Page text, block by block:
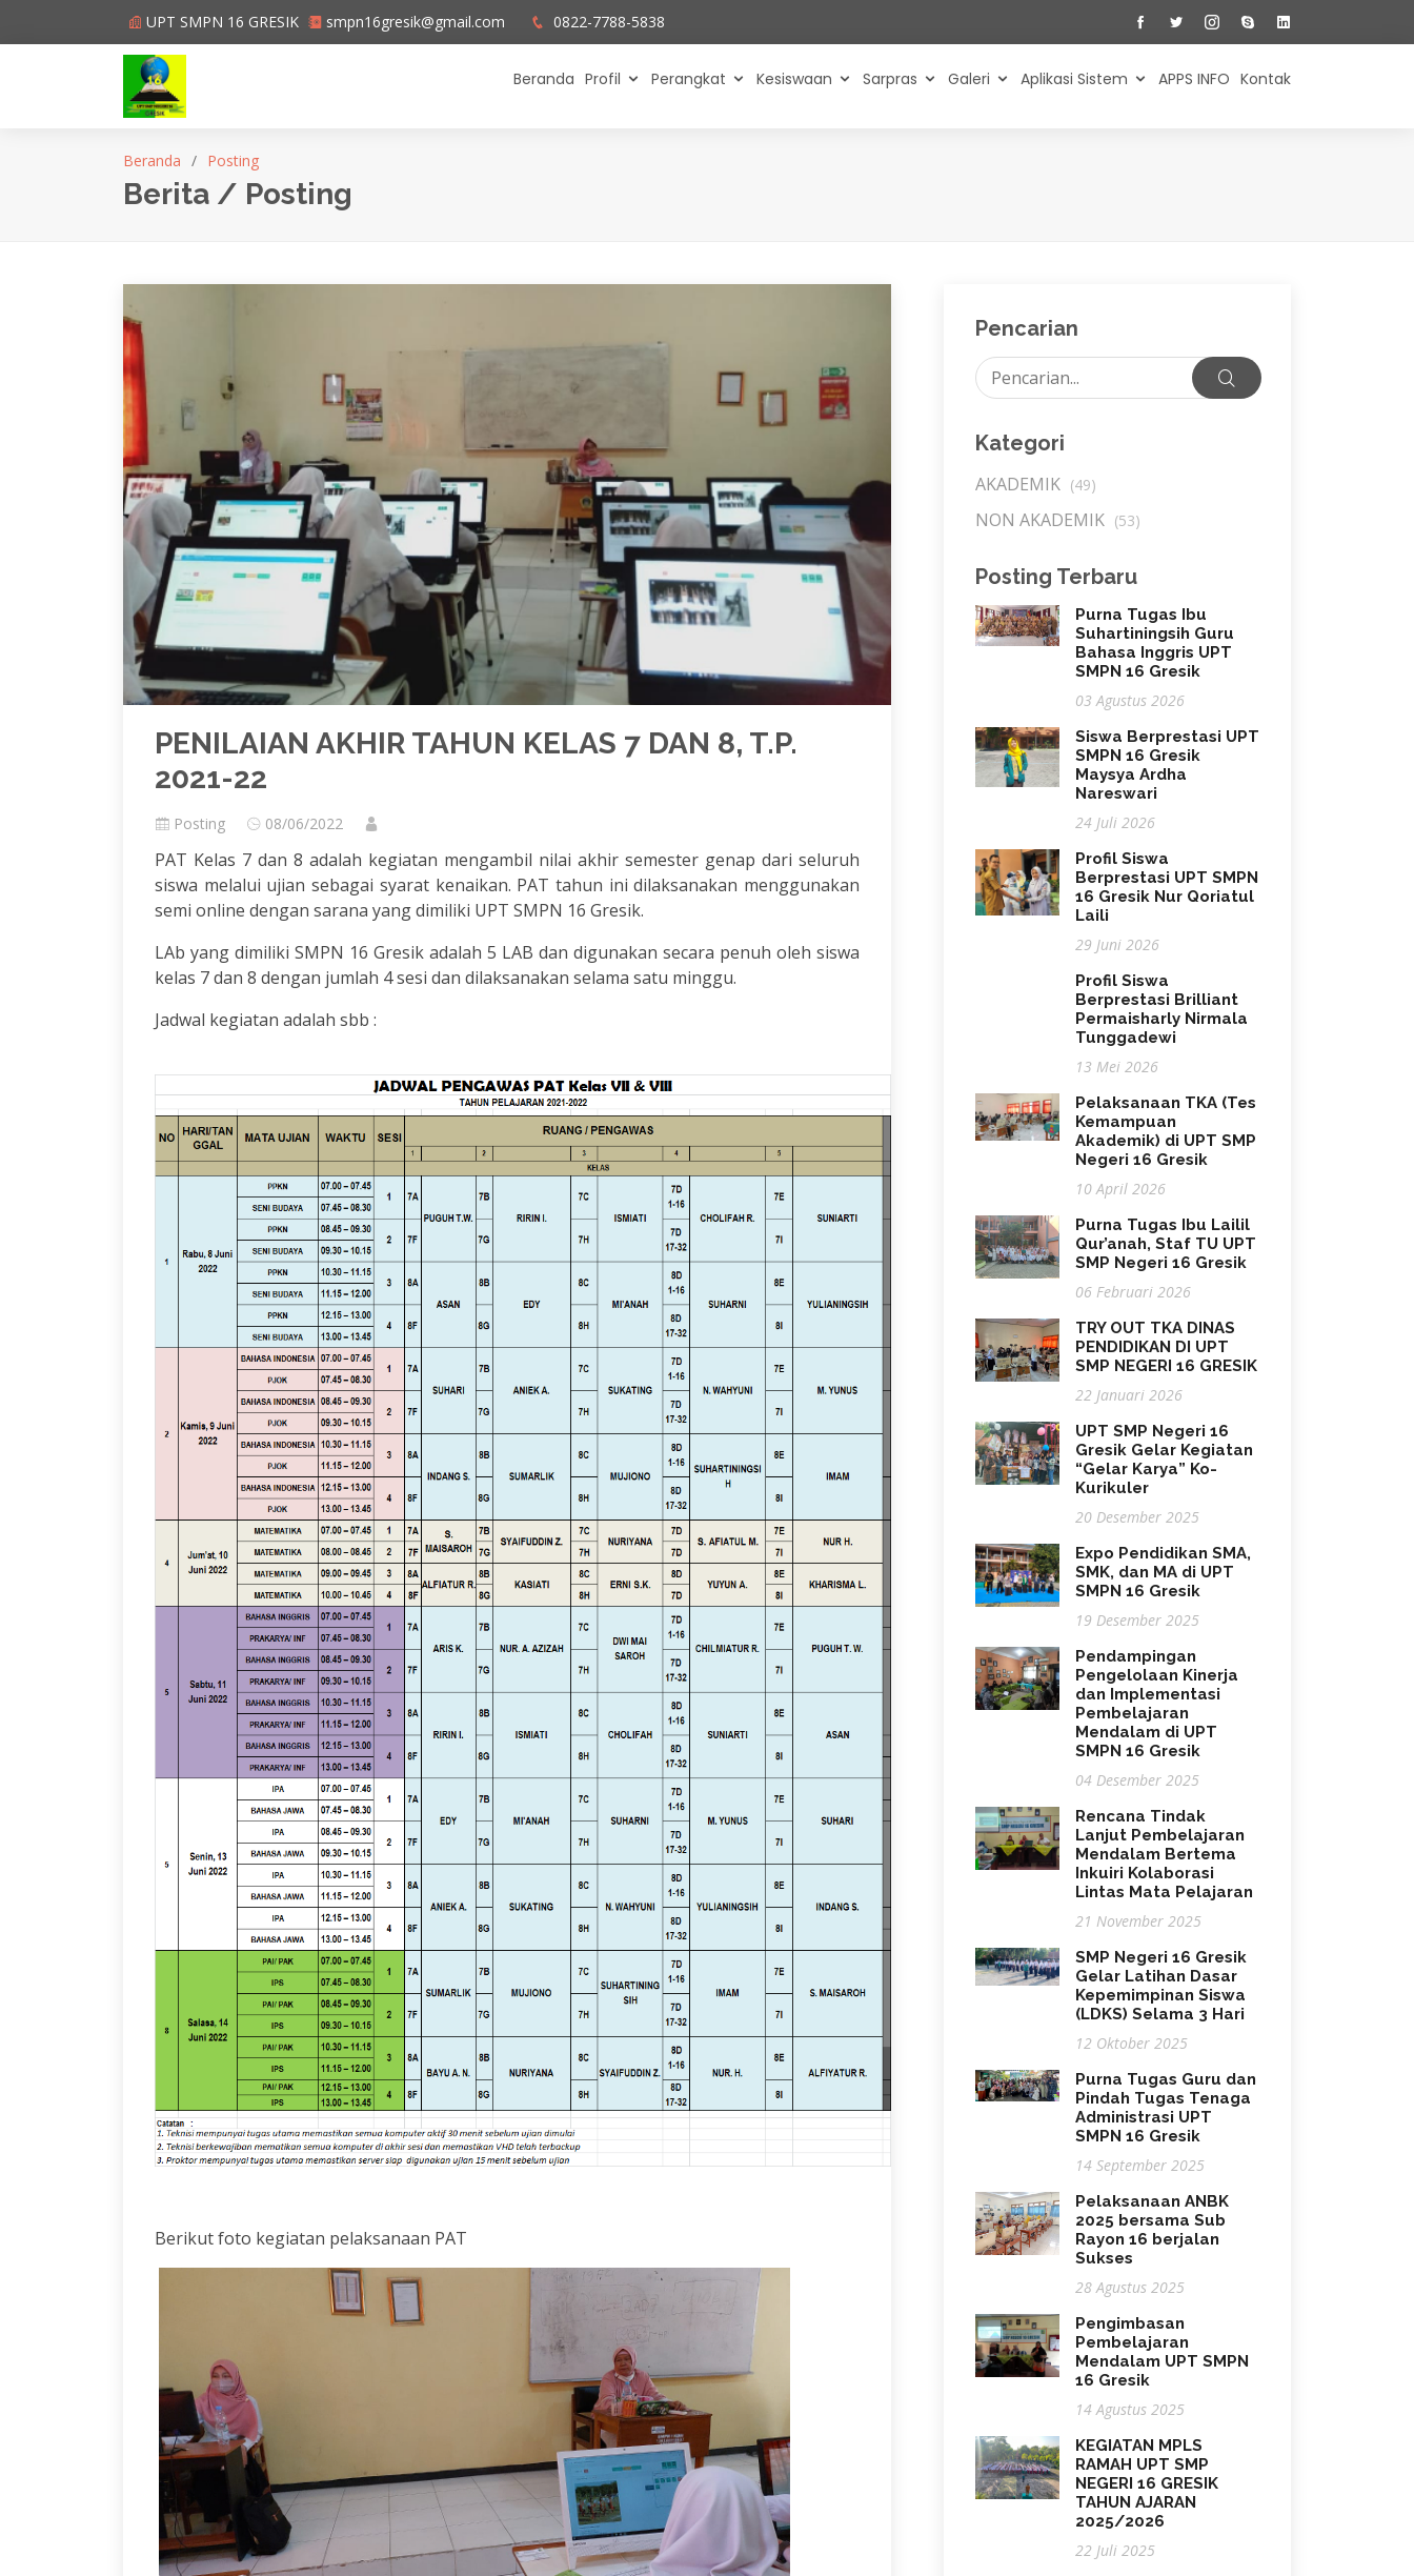
UPT SMPN 16 GRESIK smpn16gresik@gmail.com 0822-7788-5838
Beranda Profil Perangkat Kesiswaan Sarpras Galeri Aplikasi Sistem APPS INFO Kontak
Beranda Posting
Berita / Posting
PENILAIAN AKHIR TAHUN KELAS 7 DAN 8, T.P.
2021-22
Posting 08/06/2022
PAT Kelas 7 dan 8 adalah kegiatan mengambil nilai akhir semester genap dari seluruh
siswa melalui ujian sebagai syarat kenaikan. PAT tahun ini dilaksanakan menggunakan
semi online dengan sarana yang dimiliki UPT SMPN 16 Gresik.
LAb yang dimiliki SMPN 16 Gresik adalah 5 LAB dan digunakan secara penuh oleh siswa
kelas 7 dan 8 dengan jumlah 4 sesi dan dilaksanakan selama satu minggu.
Jadwal kegiatan adalah sbb :
Berikut foto kegiatan pelaksanaan PAT
Pencarian
Kategori
AKADEMIK (49)
NON AKADEMIK (53)
Posting Terbaru
Purna Tugas Ibu
Suhartiningsih Guru
Bahasa Inggris UPT
SMPN 16 Gresik
03 Agustus 2026
Siswa Berprestasi UPT
SMPN 16 Gresik
Maysya Ardha
Nareswari
24 Juli 2026
Profil Siswa
Berprestasi UPT SMPN
16 Gresik Nur Qoriatul
Laili
29 Juni 2026
Profil Siswa
Berprestasi Brilliant
Permaisharly Nirmala
Tunggadewi
13 Mei 2026
Pelaksanaan TKA (Tes
Kemampuan
Akademik) di UPT SMP
Negeri 16 Gresik
10 April 2026
Purna Tugas Ibu Lailil
Qur’anah, Staf TU UPT
SMP Negeri 16 Gresik
06 Februari 2026
TRY OUT TKA DINAS
PENDIDIKAN DI UPT
SMP NEGERI 16 GRESIK
22 Januari 2026
UPT SMP Negeri 16
Gresik Gelar Kegiatan
“Gelar Karya” Ko-
Kurikuler
20 Desember 2025
Expo Pendidikan SMA,
SMK, dan MA di UPT
SMPN 16 Gresik
19 Desember 2025
Pendampingan
Pengelolaan Kinerja
dan Implementasi
Pembelajaran
Mendalam di UPT
SMPN 16 Gresik
04 Desember 2025
Rencana Tindak
Lanjut Pembelajaran
Mendalam Bertema
Inkuiri Kolaborasi
Lintas Mata Pelajaran
21 November 2025
SMP Negeri 16 Gresik
Gelar Latihan Dasar
Kepemimpinan Siswa
(LDKS) Selama 3 Hari
12 Oktober 2025
Purna Tugas Guru dan
Pindah Tugas Tenaga
Administrasi UPT
SMPN 16 Gresik
14 September 2025
Pelaksanaan ANBK
2025 bersama Sub
Rayon 16 berjalan
Sukses
28 Agustus 2025
Pengimbasan
Pembelajaran
Mendalam UPT SMPN
16 Gresik
14 Agustus 2025
KEGIATAN MPLS
RAMAH UPT SMP
NEGERI 16 GRESIK
TAHUN AJARAN
2025/2026
22 Juli 2025